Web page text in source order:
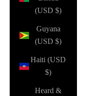
(USD $)
Guyana
(USD $)
Haiti (USD
$)
Heard &